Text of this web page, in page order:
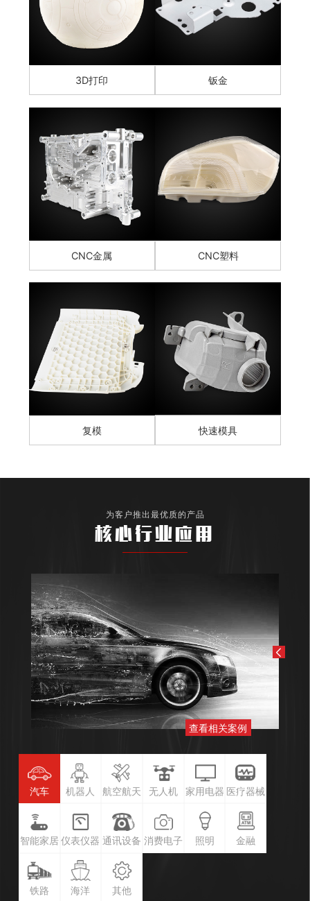
3D打印 钣金
CNC金属 CNC塑料
复模 快速模具
为客户推出最优质的产品
核心行业应用
查看相关案例
汽车 机器人 航空航天 无人机 家用电器 医疗器械
智能家居 仪表仪器 通讯设备 消费电子 照明 金融
铁路 海洋 其他